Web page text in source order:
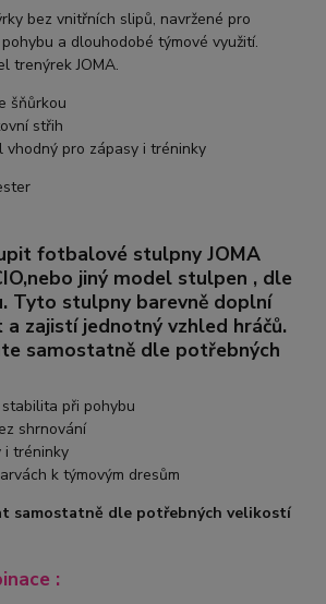
bez vnitřních slipů, navržené pro
a dlouhodobé týmové využití.
trenýrek JOMA.
šňůrkou
střih
vhodný pro zápasy i tréninky
fotbalové stulpnyJOMA
nebo jiný model stulpen , dle
Tyto stulpny barevně doplní
zajistí jednotný vzhled hráčů.
samostatně dle potřebných
při pohybu
shrnování
i tréninky
k týmovým dresům
samostatně dle potřebných velikostí
: